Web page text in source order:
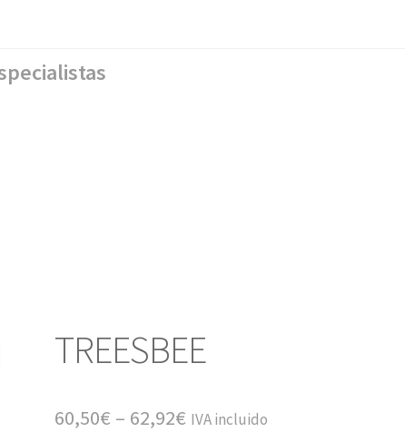
TREESBEE
60,50€ – 62,92€ IVA incluido